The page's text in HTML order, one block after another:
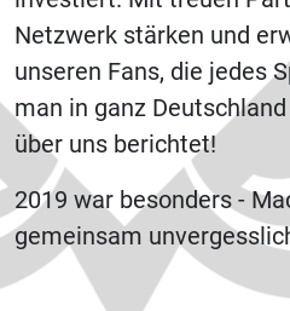
Netzwerk stärken und
unseren Fans, die jedes
man in ganz
über uns berichtet!
2019 war besonders -
gemeinsam